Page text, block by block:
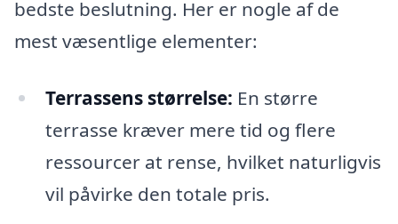
bedste beslutning. Her er nogle af de
mest væsentlige elementer:
Terrassens størrelse: En større
terrasse kræver mere tid og flere
ressourcer at rense, hvilket naturligvis
vil påvirke den totale pris.